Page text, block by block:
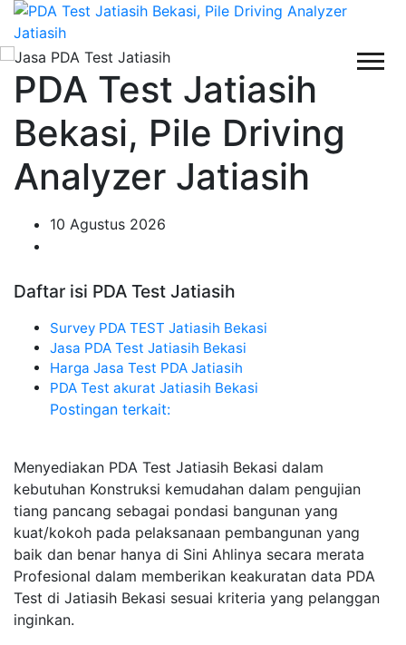
PDA Test Jatiasih
Bekasi, Pile Driving
Analyzer Jatiasih
10 Agustus 2026
Daftar isi PDA Test Jatiasih
Survey PDA TEST Jatiasih Bekasi
Jasa PDA Test Jatiasih Bekasi
Harga Jasa Test PDA Jatiasih
PDA Test akurat Jatiasih Bekasi
Postingan terkait:
Menyediakan PDA Test Jatiasih Bekasi dalam
kebutuhan Konstruksi kemudahan dalam pengujian
tiang pancang sebagai pondasi bangunan yang
kuat/kokoh pada pelaksanaan pembangunan yang
baik dan benar hanya di Sini Ahlinya secara merata
Profesional dalam memberikan keakuratan data PDA
Test di Jatiasih Bekasi sesuai kriteria yang pelanggan
inginkan.